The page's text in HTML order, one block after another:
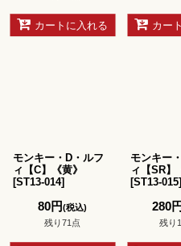
カートに入れる カー
モンキー・D・ルフ
ィ【C】《黄》
[ST13-014]
80円(税込)
残り71点
モンキー
ィ【SR】
[ST13-015]
280
残り